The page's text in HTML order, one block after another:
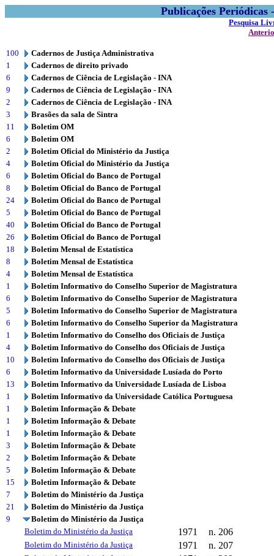
Publicações
Pesquisa
100
Cadernos de Justiça Administrativa
1
Cadernos de direito privado
6
Cadernos de Ciência de Legislação - INA
9
Cadernos de Ciência de Legislação - INA
2
Cadernos de Ciência de Legislação - INA
3
Brasões da sala de Sintra
11
Boletim OM
6
Boletim OM
2
Boletim Oficial do Ministério da Justiça
4
Boletim Oficial do Ministério da Justiça
6
Boletim Oficial do Banco de Portugal
8
Boletim Oficial do Banco de Portugal
24
Boletim Oficial do Banco de Portugal
5
Boletim Oficial do Banco de Portugal
40
Boletim Oficial do Banco de Portugal
26
Boletim Oficial do Banco de Portugal
18
Boletim Mensal de Estatística
8
Boletim Mensal de Estatística
4
Boletim Mensal de Estatística
1
Boletim Informativo do Conselho Superior de Magistratura
6
Boletim Informativo do Conselho Superior de Magistratura
5
Boletim Informativo do Conselho Superior de Magistratura
6
Boletim Informativo do Conselho Superior da Magistratura
1
Boletim Informativo do Conselho dos Oficiais de Justiça
4
Boletim Informativo do Conselho dos Oficiais de Justiça
10
Boletim Informativo do Conselho dos Oficiais de Justiça
6
Boletim Informativo da Universidade Lusíada do Porto
13
Boletim Informativo da Universidade Lusíada de Lisboa
1
Boletim Informativo da Universidade Católica Portuguesa
1
Boletim Informação & Debate
1
Boletim Informação & Debate
1
Boletim Informação & Debate
3
Boletim Informação & Debate
2
Boletim Informação & Debate
5
Boletim Informação & Debate
15
Boletim Informação & Debate
7
Boletim do Ministério da Justiça
21
Boletim do Ministério da Justiça
9
Boletim do Ministério da Justiça
Boletim do Ministério da Justiça
1971 n. 206
Boletim do Ministério da Justiça 1971 n. 207